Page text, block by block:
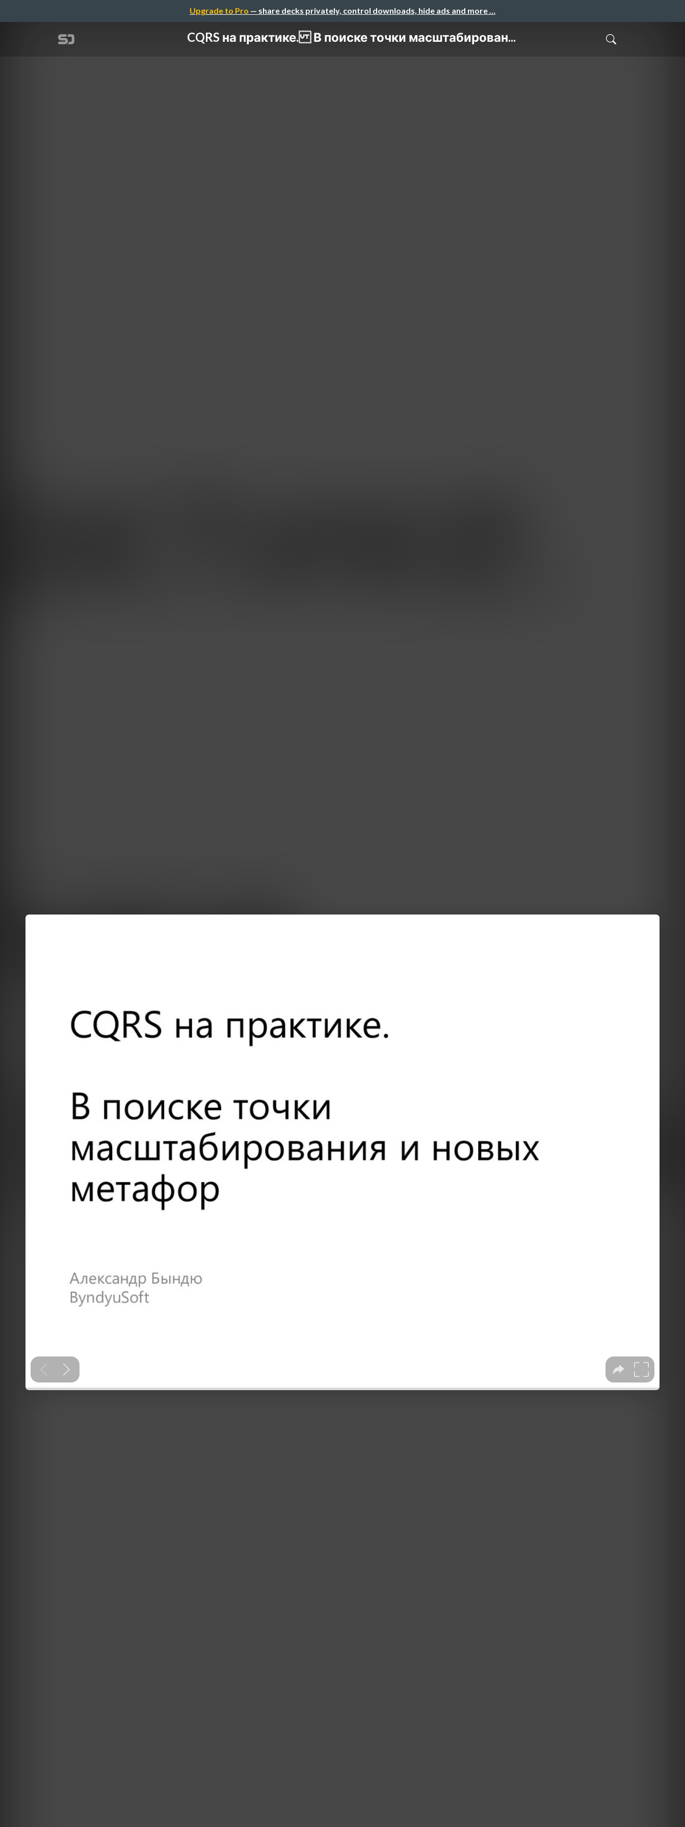
Upgrade to Pro — share decks privately, control downloads, hide ads and more …
CQRS на практике. В поиске точки масштабирован...